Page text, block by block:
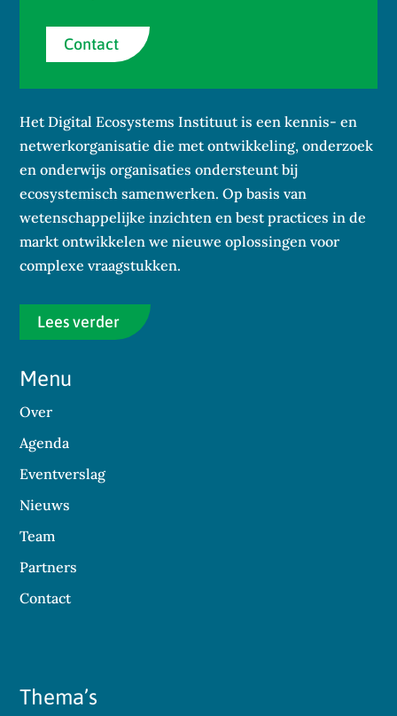
Contact
Het Digital Ecosystems Instituut is een kennis- en
netwerkorganisatie die met ontwikkeling, onderzoek
en onderwijs organisaties ondersteunt bij
ecosystemisch samenwerken. Op basis van
wetenschappelijke inzichten en best practices in de
markt ontwikkelen we nieuwe oplossingen voor
complexe vraagstukken.
Lees verder
Menu
Over
Agenda
Eventverslag
Nieuws
Team
Partners
Contact
Thema’s